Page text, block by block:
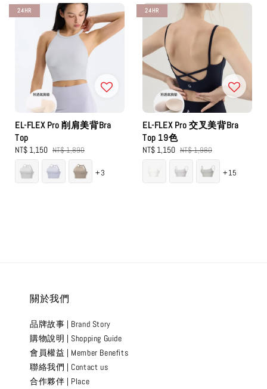
24HR
EL-FLEX Pro 削肩美背Bra
Top
Sale
price
NT$ 1,150 Regular
price
NT$ 1,890
+3
24HR
EL-FLEX Pro 交叉美背Bra
Top 19色
Sale
price
NT$ 1,150 Regular
price
NT$ 1,980
+15
關於我們
品牌故事 | Brand Story
購物說明 | Shopping Guide
會員權益 | Member Benefits
聯絡我們 | Contact us
合作夥伴 | Place